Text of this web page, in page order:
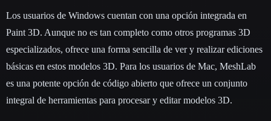
Los usuarios de Windows cuentan con una opción integrada en
Paint 3D. Aunque no es tan completo como otros programas 3D
especializados, ofrece una forma sencilla de ver y realizar ediciones
básicas en estos modelos 3D. Para los usuarios de Mac, MeshLab
es una potente opción de código abierto que ofrece un conjunto
integral de herramientas para procesar y editar modelos 3D.